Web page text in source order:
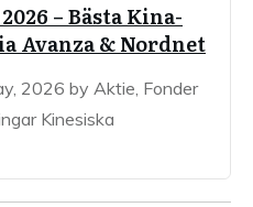
– Bästa Kina-
Avanza & Nordnet
2026 by Aktie, Fonder
Kinesiska